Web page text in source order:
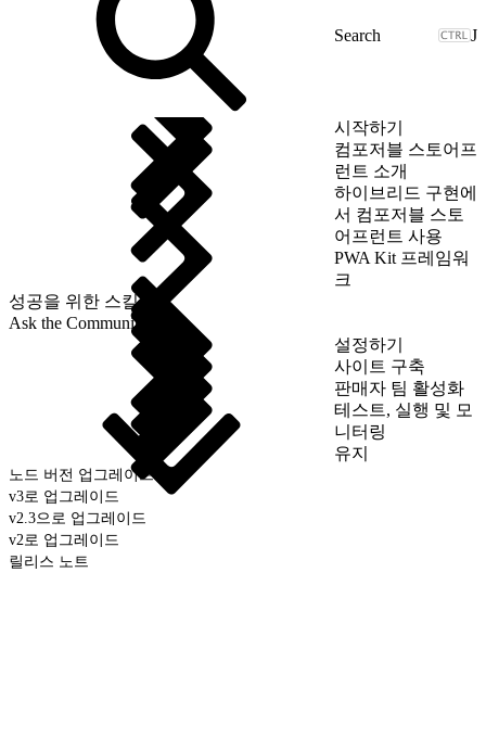
J
시작하기
컴포저블 스토어프
런트 소개
하이브리드 구현에
서 컴포저블 스토
어프런트 사용
PWA Kit 프레임워
크
성공을 위한 스킬
Ask the Community
설정하기
사이트 구축
판매자 팀 활성화
테스트, 실행 및 모
니터링
유지
노드 버전 업그레이드
v3로 업그레이드
v2.3으로 업그레이드
v2로 업그레이드
릴리스 노트